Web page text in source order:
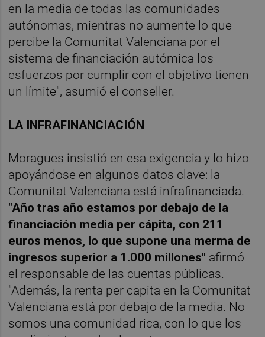
en la media de todas las comunidades
autónomas, mientras no aumente lo que
percibe la Comunitat Valenciana por el
sistema de financiación autómica los
esfuerzos por cumplir con el objetivo tienen
un límite", asumió el conseller.
LA INFRAFINANCIACIÓN
Moragues insistió en esa exigencia y lo hizo
apoyándose en algunos datos clave: la
Comunitat Valenciana está infrafinanciada.
"Año tras año estamos por debajo de la
financiación media per cápita, con 211
euros menos, lo que supone una merma de
ingresos superior a 1.000 millones" afirmó
el responsable de las cuentas públicas.
"Además, la renta per capita en la Comunitat
Valenciana está por debajo de la media. No
somos una comunidad rica, con lo que los